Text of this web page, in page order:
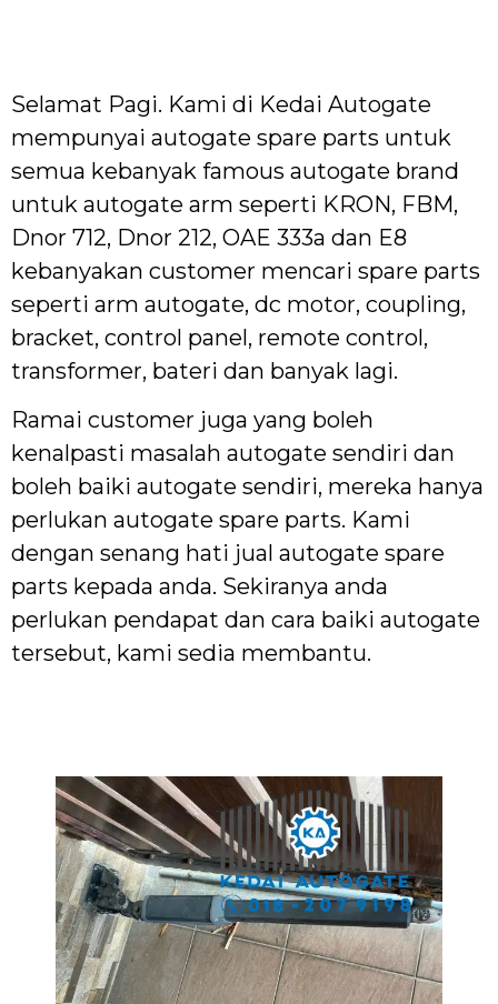
Selamat Pagi. Kami di Kedai Autogate
mempunyai autogate spare parts untuk
semua kebanyak famous autogate brand
untuk autogate arm seperti KRON, FBM,
Dnor 712, Dnor 212, OAE 333a dan E8
kebanyakan customer mencari spare parts
seperti arm autogate, dc motor, coupling,
bracket, control panel, remote control,
transformer, bateri dan banyak lagi.
Ramai customer juga yang boleh
kenalpasti masalah autogate sendiri dan
boleh baiki autogate sendiri, mereka hanya
perlukan autogate spare parts. Kami
dengan senang hati jual autogate spare
parts kepada anda. Sekiranya anda
perlukan pendapat dan cara baiki autogate
tersebut, kami sedia membantu.